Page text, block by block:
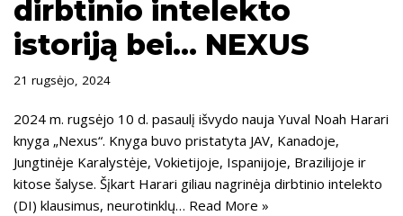
dirbtinio intelekto
istoriją bei… NEXUS
21 rugsėjo, 2024
2024 m. rugsėjo 10 d. pasaulį išvydo nauja Yuval Noah Harari
knyga „Nexus“. Knyga buvo pristatyta JAV, Kanadoje,
Jungtinėje Karalystėje, Vokietijoje, Ispanijoje, Brazilijoje ir
kitose šalyse. Šįkart Harari giliau nagrinėja dirbtinio intelekto
(DI) klausimus, neurotinklų… Read More »